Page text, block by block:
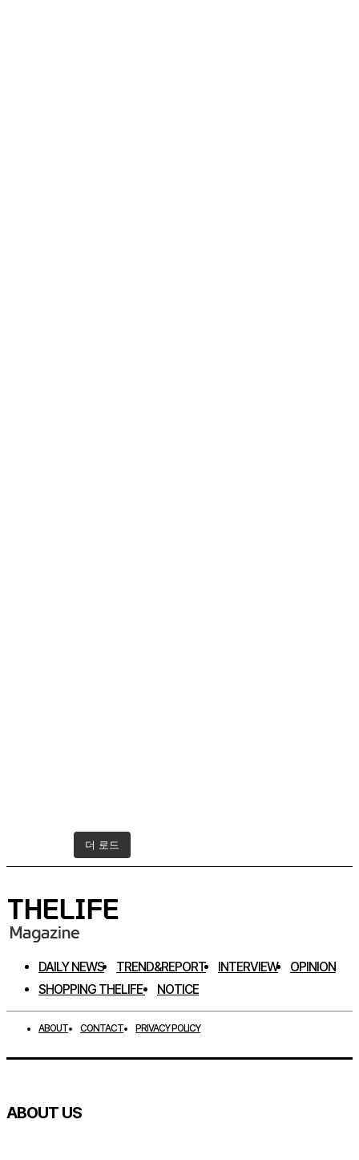
더 로드
DAILY NEWS TREND&REPORT INTERVIEW
OPINION
SHOPPING THELIFE
NOTICE
ABOUT CONTACT PRIVACY POLICY
ABOUT US